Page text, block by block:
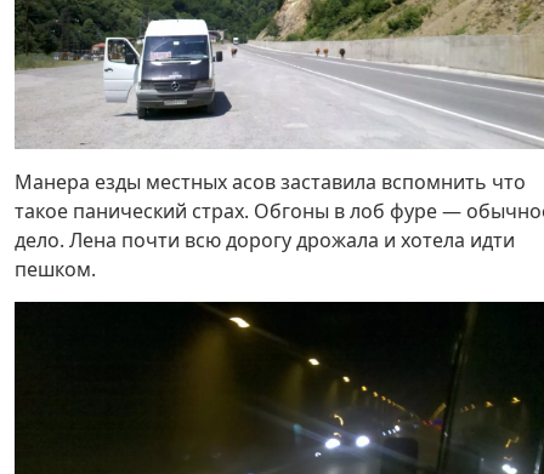
Манера езды местных асов заставила вспомнить что
такое панический страх. Обгоны в лоб фуре —
дело. Лена почти всю дорогу дрожала и хотела идти
пешком.